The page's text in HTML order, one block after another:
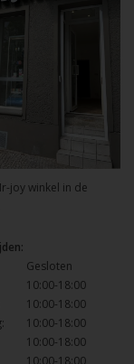
joy winkel in de
Gesloten
10:00-18:00
10:00-18:00
10:00-18:00
10:00-18:00
10:00-18:00